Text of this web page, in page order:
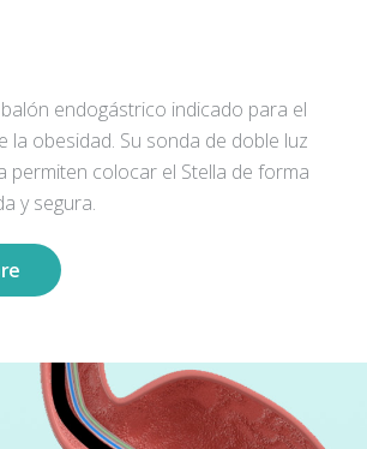
endogástrico indicado para el
la obesidad. Su sonda de doble luz
permiten colocar el Stella de forma
y segura.